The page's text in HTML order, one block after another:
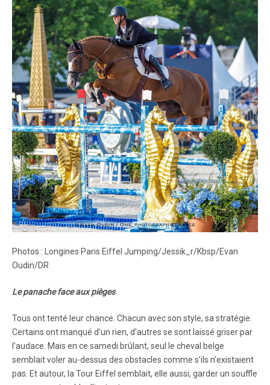
Photos : Longines Paris Eiffel Jumping/Jessik_r/Kbsp/Evan
Oudin/DR
Le panache face aux pièges
Tous ont tenté leur chance. Chacun avec son style, sa stratégie.
Certains ont manqué d’un rien, d’autres se sont laissé griser par
l’audace. Mais en ce samedi brûlant, seul le cheval belge
semblait voler au-dessus des obstacles comme s’ils n’existaient
pas. Et autour, la Tour Eiffel semblait, elle aussi, garder un souffle